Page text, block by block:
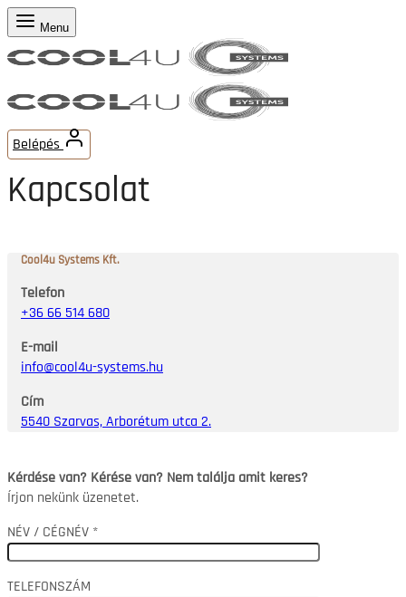
Menu
Belépés
Kapcsolat
Cool4u Systems Kft.
Telefon
+36 66 514 680
E-mail
info@cool4u-systems.hu
Cím
5540 Szarvas, Arborétum utca 2.
Kérdése van? Kérése van? Nem találja amit keres?
Írjon nekünk üzenetet.
NÉV / CÉGNÉV *
TELEFONSZÁM